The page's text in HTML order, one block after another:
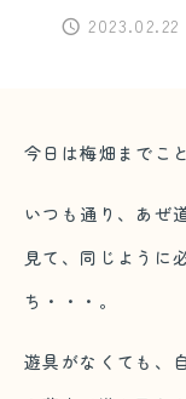
2023.02.22
今日は梅畑までこ
いつも通り、あぜ
見て、同じように
ち・・・。
遊具がなくても、